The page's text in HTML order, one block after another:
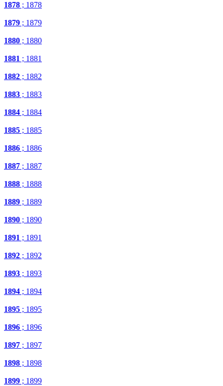
1878 ; 1878
1879 ; 1879
1880 ; 1880
1881 ; 1881
1882 ; 1882
1883 ; 1883
1884 ; 1884
1885 ; 1885
1886 ; 1886
1887 ; 1887
1888 ; 1888
1889 ; 1889
1890 ; 1890
1891 ; 1891
1892 ; 1892
1893 ; 1893
1894 ; 1894
1895 ; 1895
1896 ; 1896
1897 ; 1897
1898 ; 1898
1899 ; 1899